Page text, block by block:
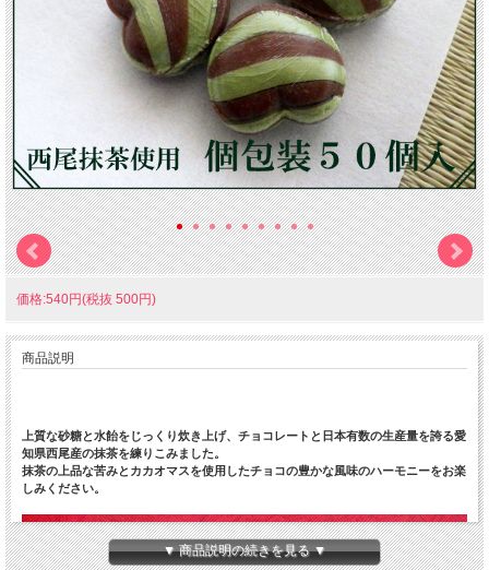
価格:540円(税抜 500円)
商品説明
上質な砂糖と水飴をじっくり炊き上げ、チョコレートと日本有数の生産量を誇る愛
知県西尾産の抹茶を練りこみました。
抹茶の上品な苦みとカカオマスを使用したチョコの豊かな風味のハーモニーをお楽
しみください。
▼ 商品説明の続きを見る ▼